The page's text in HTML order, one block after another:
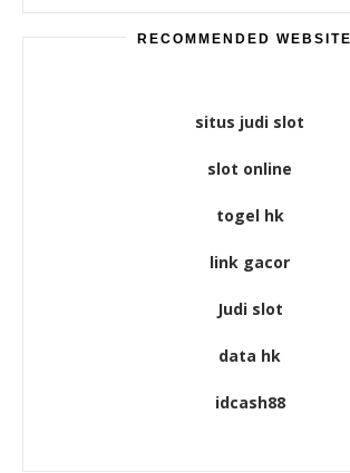
RECOMMENDED
situs judi slot
slot online
togel hk
link gacor
Judi slot
data hk
idcash88